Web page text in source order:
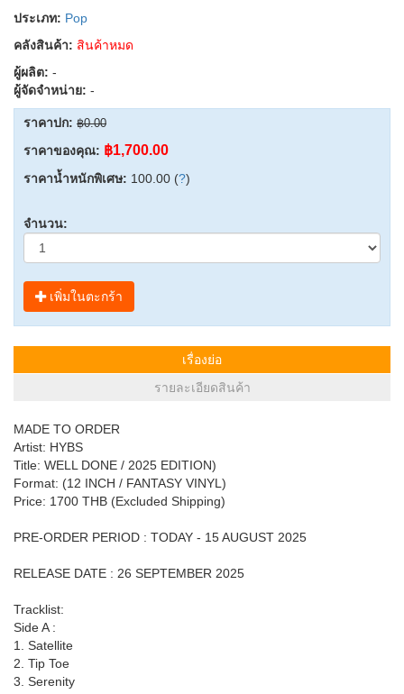
ประเภท: Pop
คลังสินค้า: สินค้าหมด
ผู้ผลิต: -
ผู้จัดจำหน่าย: -
ราคาปก: ฿0.00
ราคาของคุณ: ฿1,700.00
ราคาน้ำหนักพิเศษ: 100.00 (?)
จำนวน:
เพิ่มในตะกร้า
เรื่องย่อ
รายละเอียดสินค้า
MADE TO ORDER
Artist: HYBS
Title: WELL DONE / 2025 EDITION)
Format: (12 INCH / FANTASY VINYL)
Price: 1700 THB (Excluded Shipping)
PRE-ORDER PERIOD : TODAY - 15 AUGUST 2025
RELEASE DATE : 26 SEPTEMBER 2025
Tracklist:
Side A :
1. Satellite
2. Tip Toe
3. Serenity